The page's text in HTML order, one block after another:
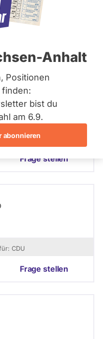
Anhalt
Positionen
bist du
am 6.9.
abonnieren
CDU
Frage stellen
CDU
Frage stellen